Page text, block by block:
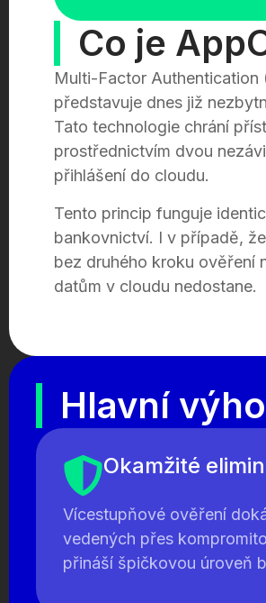
Co je
Multi-Factor
představuje dnes již
Tato technologie chrání
prostřednictvím dvou
přihlášení do cloudu.
Tento princip funguje
bankovnictví. I v případě,
bez druhého kroku ověření
datům v cloudu nedostane.
Hlavní
Okamžité
Vícestupňové ověření
vedených přes
přináší špičkovou úroveň